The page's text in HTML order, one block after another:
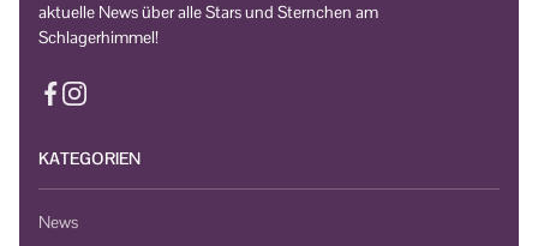
aktuelle News über alle Stars und Sternchen am
Schlagerhimmel!
KATEGORIEN
News